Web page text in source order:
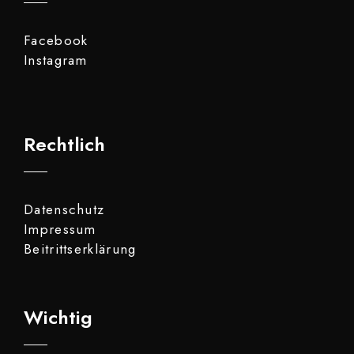
Facebook
Instagram
Rechtlich
Datenschutz
Impressum
Beitrittserklärung
Wichtig